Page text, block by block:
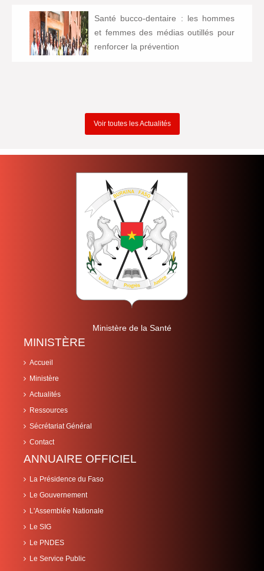
Santé bucco-dentaire : les hommes
et femmes des médias outillés pour
renforcer la prévention
Voir toutes les Actualités
Ministère de la Santé
MINISTÈRE
Accueil
Ministère
Actualités
Ressources
Sécrétariat Général
Contact
ANNUAIRE OFFICIEL
La Présidence du Faso
Le Gouvernement
L'Assemblée Nationale
Le SIG
Le PNDES
Le Service Public